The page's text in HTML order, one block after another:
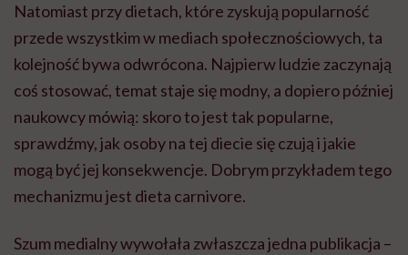
Natomiast przy dietach, które zyskują popularność
przede wszystkim w mediach społecznościowych, ta
kolejność bywa odwrócona. Najpierw ludzie zaczynają
coś stosować, temat staje się modny, a dopiero później
naukowcy mówią: skoro to jest tak popularne,
sprawdźmy, jak osoby na tej diecie się czują i jakie
mogą być jej konsekwencje. Dobrym przykładem tego
mechanizmu jest dieta carnivore.
Szum medialny wywołała zwłaszcza jedna publikacja –